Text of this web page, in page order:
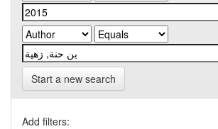
Start a new search
Add filters: